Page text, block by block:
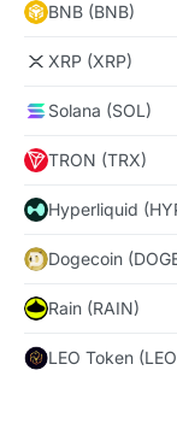
BNB (BNB)
XRP (XRP)
Solana (SOL)
TRON (TRX)
Hyperliquid
Dogecoin
Rain (RAIN)
LEO Token